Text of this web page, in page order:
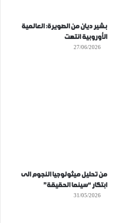
بشير ديان من الصويرة: العالمية
الأوروبية انتهت
27/06/2026
من تحليل ميثولوجيا النجوم الى
ابتكار “سينما الحقيقة”
31/05/2026